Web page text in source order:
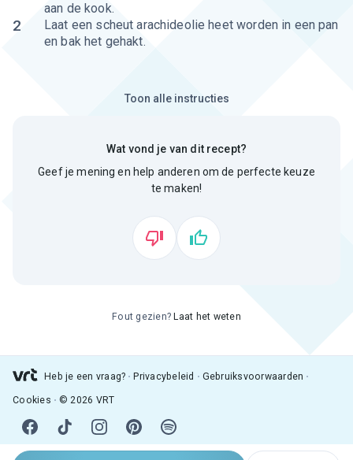
aan de kook.
2
Laat een scheut arachideolie heet worden in een pan
en bak het gehakt.
Toon alle instructies
Wat vond je van dit recept?
Geef je mening en help anderen om de perfecte keuze
te maken!
Fout gezien? Laat het weten
Heb je een vraag? Privacybeleid Gebruiksvoorwaarden
Cookies © 2026 VRT